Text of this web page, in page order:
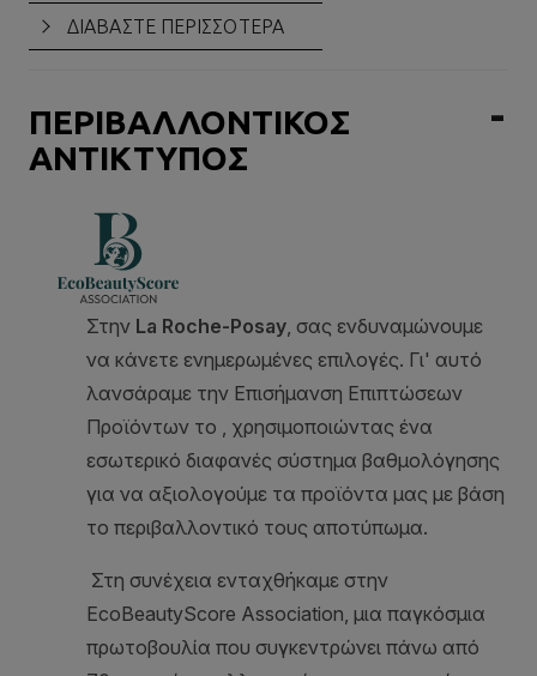
ΔΙΑΒΑΣΤΕ ΠΕΡΙΣΣΟΤΕΡΑ
ΠΕΡΙΒΑΛΛΟΝΤΙΚΟΣ
ΑΝΤΙΚΤΥΠΟΣ